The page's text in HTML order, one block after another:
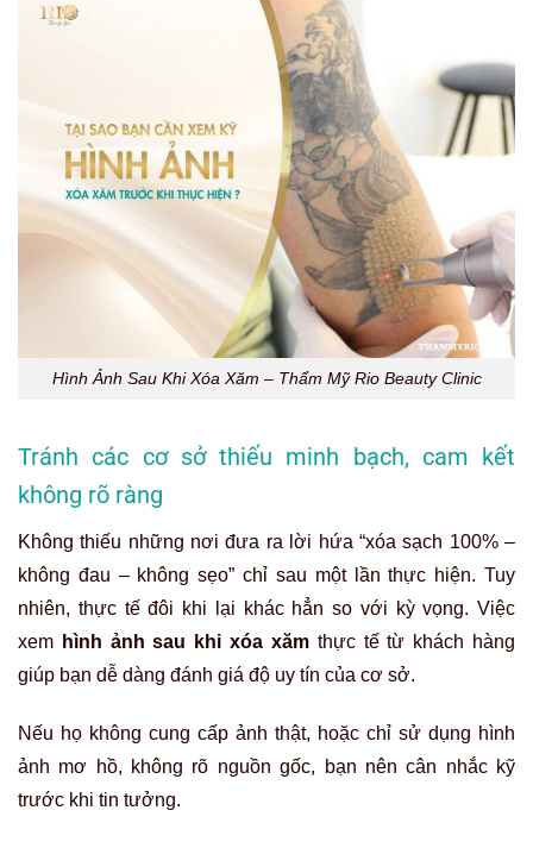
Hình Ảnh Sau Khi Xóa Xăm – Thẩm Mỹ Rio Beauty Clinic
Tránh các cơ sở thiếu minh bạch, cam kết
không rõ ràng
Không thiếu những nơi đưa ra lời hứa “xóa sạch 100% –
không đau – không sẹo” chỉ sau một lần thực hiện. Tuy
nhiên, thực tế đôi khi lại khác hẳn so với kỳ vọng. Việc
xem hình ảnh sau khi xóa xămthực tế từ khách hàng
giúp bạn dễ dàng đánh giá độ uy tín của cơ sở.
Nếu họ không cung cấp ảnh thật, hoặc chỉ sử dụng hình
ảnh mơ hồ, không rõ nguồn gốc, bạn nên cân nhắc kỹ
trước khi tin tưởng.